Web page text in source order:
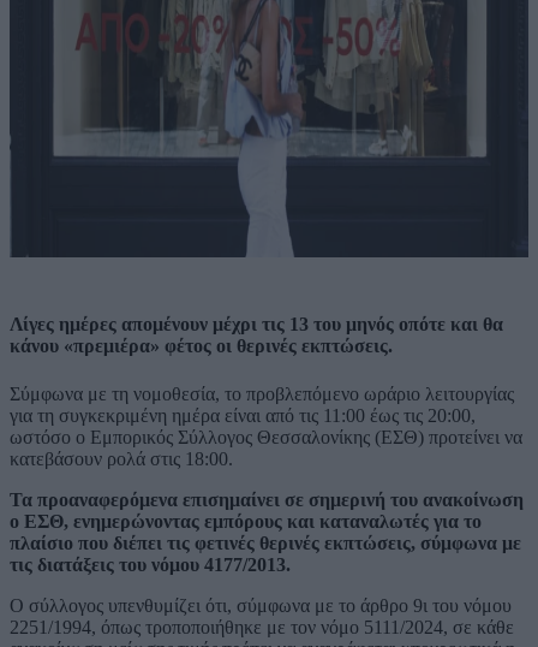
Λίγες ημέρες απομένουν μέχρι τις 13 του μηνός οπότε και θα
κάνου «πρεμιέρα» φέτος οι θερινές εκπτώσεις.
Σύμφωνα με τη νομοθεσία, το προβλεπόμενο ωράριο λειτουργίας
για τη συγκεκριμένη ημέρα είναι από τις 11:00 έως τις 20:00,
ωστόσο ο Εμπορικός Σύλλογος Θεσσαλονίκης (ΕΣΘ) προτείνει να
κατεβάσουν ρολά στις 18:00.
Τα προαναφερόμενα επισημαίνει σε σημερινή του ανακοίνωση
ο ΕΣΘ, ενημερώνοντας εμπόρους και καταναλωτές για το
πλαίσιο που διέπει τις φετινές θερινές εκπτώσεις, σύμφωνα με
τις διατάξεις του νόμου 4177/2013.
Ο σύλλογος υπενθυμίζει ότι, σύμφωνα με το άρθρο 9ι του νόμου
2251/1994, όπως τροποποιήθηκε με τον νόμο 5111/2024, σε κάθε